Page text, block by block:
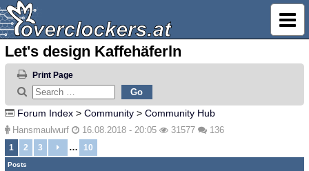
Let's design Kaffehäferln
Print Page
Forum Index > Community > Community Hub
Hansmaulwurf 16.08.2018 - 20:05 31577 136
1 2 3 … 10
Posts